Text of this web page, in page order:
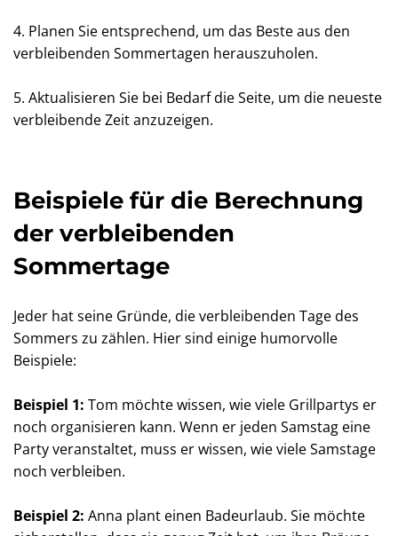
4. Planen Sie entsprechend, um das Beste aus den
verbleibenden Sommertagen herauszuholen.
5. Aktualisieren Sie bei Bedarf die Seite, um die neueste
verbleibende Zeit anzuzeigen.
Beispiele für die Berechnung
der verbleibenden
Sommertage
Jeder hat seine Gründe, die verbleibenden Tage des
Sommers zu zählen. Hier sind einige humorvolle
Beispiele:
Beispiel 1: Tom möchte wissen, wie viele Grillpartys er
noch organisieren kann. Wenn er jeden Samstag eine
Party veranstaltet, muss er wissen, wie viele Samstage
noch verbleiben.
Beispiel 2: Anna plant einen Badeurlaub. Sie möchte